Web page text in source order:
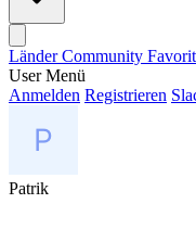
LänderCommunity
User Menü
Anmelden Registrieren
Patrik